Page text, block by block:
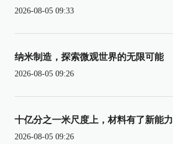
2026-08-05 09:33
纳米制造，探索微观世界的无限可能
2026-08-05 09:26
十亿分之一米尺度上，材料有了新能力
2026-08-05 09:26